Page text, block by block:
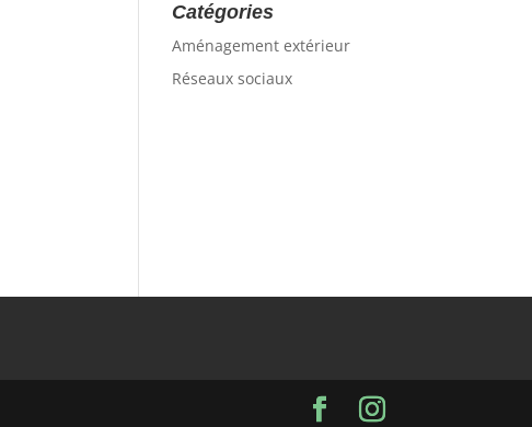
Catégories
Aménagement extérieur
Réseaux sociaux